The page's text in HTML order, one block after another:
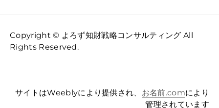
Copyright © よろず知財戦略コンサルティング All
Rights Reserved.
サイトはWeeblyにより提供され、 お名前.comにより
管理されています